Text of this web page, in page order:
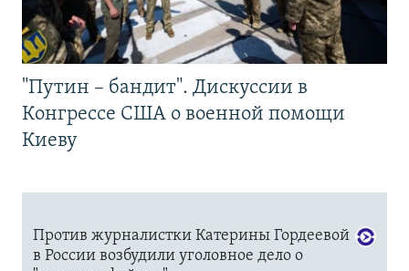
"Путин – бандит". Дискуссии в
Конгрессе США о военной помощи
Киеву